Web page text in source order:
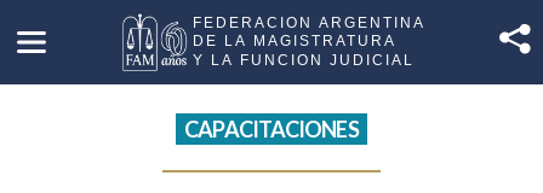
CAPACITACIONES